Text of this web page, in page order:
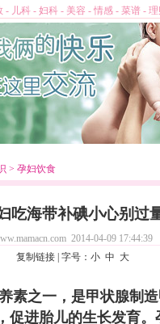
- 儿科 - 妇科 - 美容 - 情感 - 菜谱 -
> 孕妇饮食
吃海带补碘小心别过
2014-04-09 17:44:39
复制链接| 字号： 小 中 大
素之一，是甲状腺制
进胎儿的生长发育。